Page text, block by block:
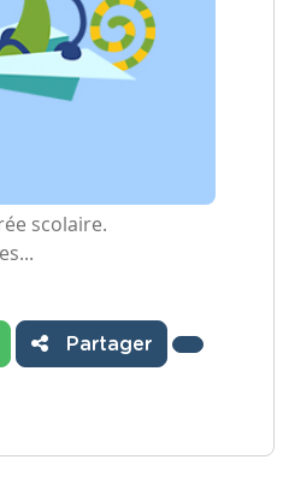
scolaire.
Partager